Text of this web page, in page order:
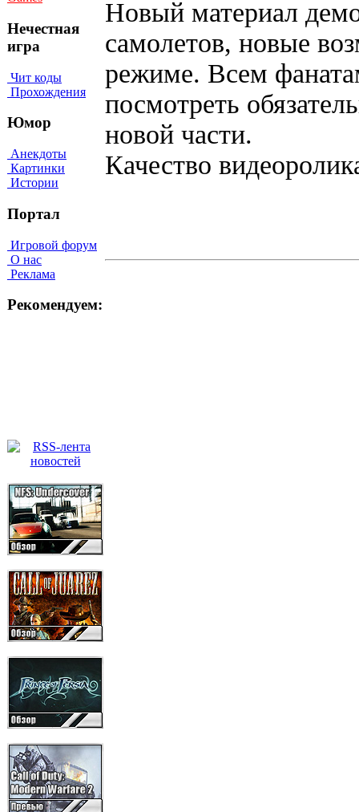
Нечестная
игра
Чит коды
Прохождения
Юмор
Анекдоты
Картинки
Истории
Портал
Игровой форум
О нас
Реклама
Рекомендуем:
Новый материал
самолетов, новые
режиме. Всем
посмотреть
новой части.
Качество